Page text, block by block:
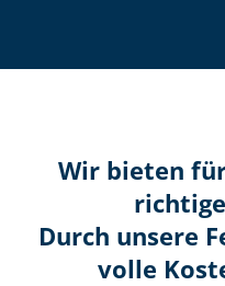
Wir bieten
Durch unsere
volle